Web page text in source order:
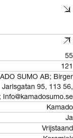
55
121
SUMO AB; Birger
Jarlsgatan 95, 113 56,
Info@kamadosumo.se
Kamado
Ja
Vrijstaand